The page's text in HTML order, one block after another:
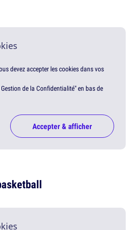
devez accepter les cookies dans vos
de la Confidentialité" en bas de
Accepter & afficher